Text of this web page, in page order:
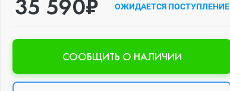
35 590₽ ОЖИДАЕТСЯ ПОСТУПЛЕНИЕ
CООБЩИТЬ О НАЛИЧИИ